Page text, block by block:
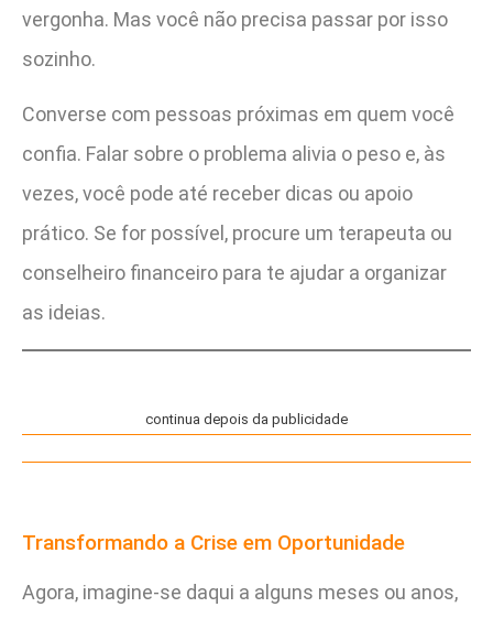
vergonha. Mas você não precisa passar por isso
sozinho.
Converse com pessoas próximas em quem você
confia. Falar sobre o problema alivia o peso e, às
vezes, você pode até receber dicas ou apoio
prático. Se for possível, procure um terapeuta ou
conselheiro financeiro para te ajudar a organizar
as ideias.
continua depois da publicidade
Transformando a Crise em Oportunidade
Agora, imagine-se daqui a alguns meses ou anos,